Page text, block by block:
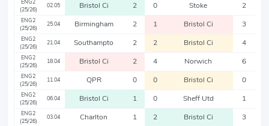
ENG2
(25/26)
02.05 Bristol Ci 2 0 Stoke 2
ENG2
(25/26)
25.04 Birmingham 2 1 Bristol Ci 3
ENG2
(25/26)
21.04 Southampto 2 2 Bristol Ci 4
ENG2
(25/26)
18.04 Bristol Ci 2 4 Norwich 6
ENG2
(25/26)
11.04 QPR 0 0 Bristol Ci 0
ENG2
(25/26)
06.04 Bristol Ci 1 0 Sheff Utd 1
ENG2
(25/26)
03.04 Charlton 1 2 Bristol Ci
3